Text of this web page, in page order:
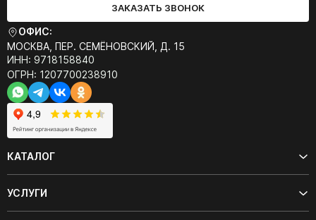
ЗАКАЗАТЬ ЗВОНОК
ОФИС:
МОСКВА, ПЕР. СЕМЁНОВСКИЙ, Д. 15
ИНН: 9718158840
ОГРН: 1207700238910
КАТАЛОГ
УСЛУГИ